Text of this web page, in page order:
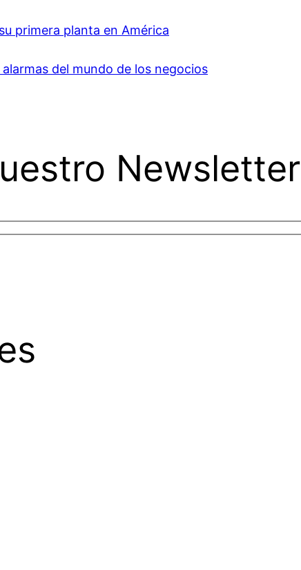
primera planta en América
del mundo de los negocios
Newsletter